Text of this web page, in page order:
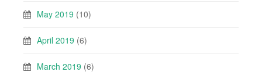
May 2019 (10)
April 2019 (6)
March 2019 (6)